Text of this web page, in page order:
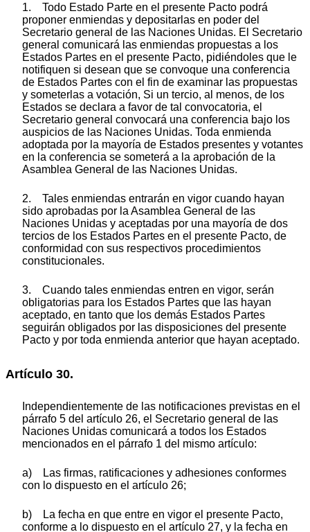
1. Todo Estado Parte en el presente Pacto podrá
proponer enmiendas y depositarlas en poder del
Secretario general de las Naciones Unidas. El Secretario
general comunicará las enmiendas propuestas a los
Estados Partes en el presente Pacto, pidiéndoles que le
notifiquen si desean que se convoque una conferencia
de Estados Partes con el fin de examinar las propuestas
y someterlas a votación, Si un tercio, al menos, de los
Estados se declara a favor de tal convocatoria, el
Secretario general convocará una conferencia bajo los
auspicios de las Naciones Unidas. Toda enmienda
adoptada por la mayoría de Estados presentes y votantes
en la conferencia se someterá a la aprobación de la
Asamblea General de las Naciones Unidas.
2. Tales enmiendas entrarán en vigor cuando hayan
sido aprobadas por la Asamblea General de las
Naciones Unidas y aceptadas por una mayoría de dos
tercios de los Estados Partes en el presente Pacto, de
conformidad con sus respectivos procedimientos
constitucionales.
3. Cuando tales enmiendas entren en vigor, serán
obligatorias para los Estados Partes que las hayan
aceptado, en tanto que los demás Estados Partes
seguirán obligados por las disposiciones del presente
Pacto y por toda enmienda anterior que hayan aceptado.
Artículo 30.
Independientemente de las notificaciones previstas en el
párrafo 5 del artículo 26, el Secretario general de las
Naciones Unidas comunicará a todos los Estados
mencionados en el párrafo 1 del mismo artículo:
a) Las firmas, ratificaciones y adhesiones conformes
con lo dispuesto en el artículo 26;
b) La fecha en que entre en vigor el presente Pacto,
conforme a lo dispuesto en el artículo 27, y la fecha en